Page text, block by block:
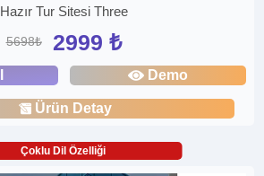
Hazır Tur Sitesi Three
5698₺ 2999 ₺
Demo
Ürün Detay
Çoklu Dil Özelliği